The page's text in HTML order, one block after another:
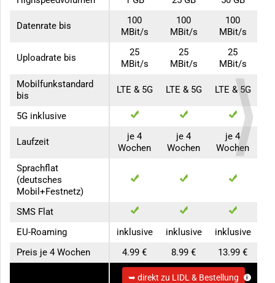
Datenrate bis
100
MBit/s
100
MBit/s
100
MBit/s
Uploadrate bis
25
MBit/s
25
MBit/s
25
MBit/s
Mobilfunkstandard
bis
LTE & 5G LTE & 5G LTE & 5G
5G inklusive
Laufzeit
je 4
Wochen
je 4
Wochen
je 4
Wochen
Sprachflat
(deutsches
Mobil+Festnetz)
SMS Flat
EU-Roaming
inklusive inklusive
inklusive
Preis je 4 Wochen
4.99 € 8.99 € 13.99 €
➥ direkt zu LIDL & Bestellung